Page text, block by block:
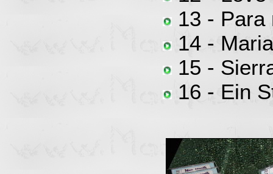
13 - Para
14 -
15 -
16 - Ein